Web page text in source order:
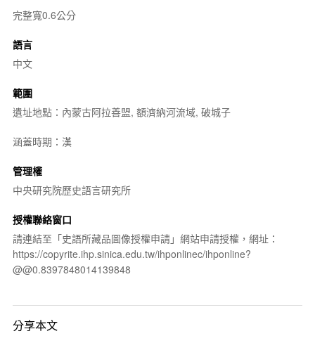
完整寬0.6公分
語言
中文
範圍
遺址地點：內蒙古阿拉善盟, 額濟納河流域, 破城子
涵蓋時期：漢
管理權
中央研究院歷史語言研究所
授權聯絡窗口
請連結至「史語所藏品圖像授權申請」網站申請授權，網址：
https://copyrite.ihp.sinica.edu.tw/ihponlinec/ihponline?
@@0.8397848014139848
分享本文